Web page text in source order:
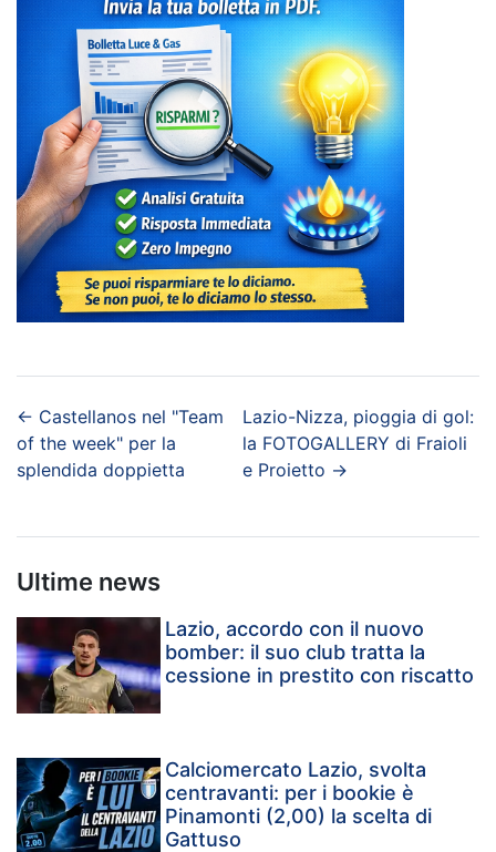
← Castellanos nel "Team
of the week" per la
splendida doppietta
Lazio-Nizza, pioggia di gol:
la FOTOGALLERY di Fraioli
e Proietto →
Ultime news
Lazio, accordo con il nuovo
bomber: il suo club tratta la
cessione in prestito con riscatto
Calciomercato Lazio, svolta
centravanti: per i bookie è
Pinamonti (2,00) la scelta di
Gattuso